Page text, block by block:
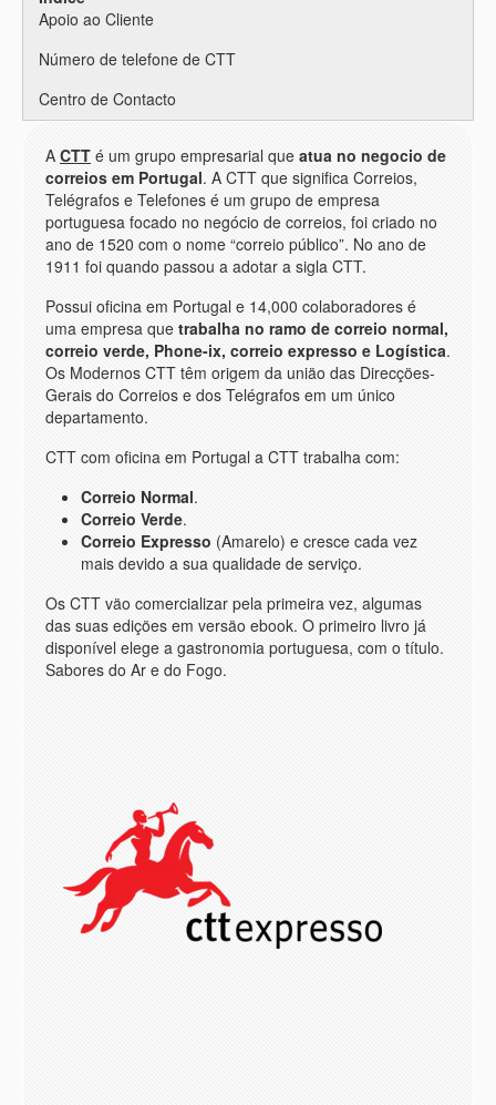
Apoio ao Cliente
Número de telefone de CTT
Centro de Contacto
A CTT é um grupo empresarial que atua no negocio de
correios em Portugal. A CTT que significa Correios,
Telégrafos e Telefones é um grupo de empresa
portuguesa focado no negócio de correios, foi criado no
ano de 1520 com o nome “correio público”. No ano de
1911 foi quando passou a adotar a sigla CTT.
Possui oficina em Portugal e 14,000 colaboradores é
uma empresa que trabalha no ramo de correio normal,
correio verde, Phone-ix, correio expresso e Logística.
Os Modernos CTT têm origem da uniäo das Direcçöes-
Gerais do Correios e dos Telégrafos em um único
departamento.
CTT com oficina em Portugal a CTT trabalha com:
Correio Normal.
Correio Verde.
Correio Expresso (Amarelo) e cresce cada vez
mais devido a sua qualidade de serviço.
Os CTT väo comercializar pela primeira vez, algumas
das suas ediçöes em versäo ebook. O primeiro livro já
disponível elege a gastronomia portuguesa, com o título.
Sabores do Ar e do Fogo.